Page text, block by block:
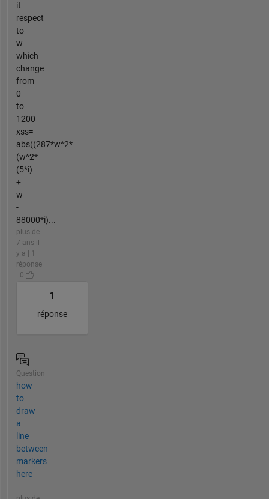
it
respect
to
w
which
change
from
0
to
1200
xss=
abs((287*w^2*
(w^2*
(5*i)
+
w
-
88000*i)...
plus de
7 ans il
y a | 1
réponse
| 0
1
réponse
Question
how
to
draw
a
line
between
markers
here